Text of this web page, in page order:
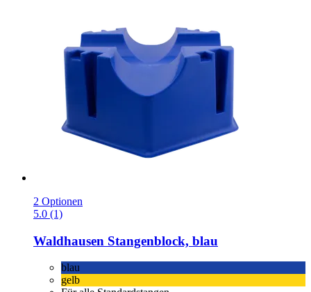
2 Optionen
5.0 (1)
Waldhausen Stangenblock, blau
blau
gelb